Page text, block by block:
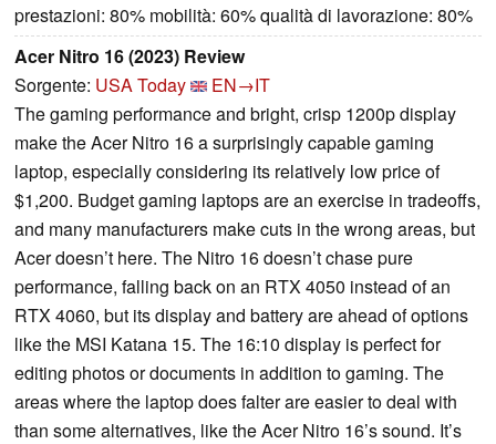
prestazioni: 80% mobilità: 60% qualità di lavorazione: 80%
Acer Nitro 16 (2023) Review
Sorgente: USA Today
EN→IT
The gaming performance and bright, crisp 1200p display
make the Acer Nitro 16 a surprisingly capable gaming
laptop, especially considering its relatively low price of
$1,200. Budget gaming laptops are an exercise in tradeoffs,
and many manufacturers make cuts in the wrong areas, but
Acer doesn’t here. The Nitro 16 doesn’t chase pure
performance, falling back on an RTX 4050 instead of an
RTX 4060, but its display and battery are ahead of options
like the MSI Katana 15. The 16:10 display is perfect for
editing photos or documents in addition to gaming. The
areas where the laptop does falter are easier to deal with
than some alternatives, like the Acer Nitro 16’s sound. It’s